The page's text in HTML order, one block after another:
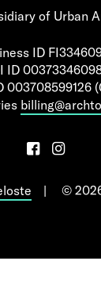
of Urban
ID
ID
003708599126
©